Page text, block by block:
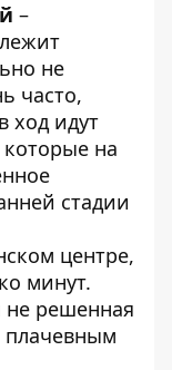
–
не
часто,
ход идут
на
стадии
центре,
минут.
решенная
плачевным